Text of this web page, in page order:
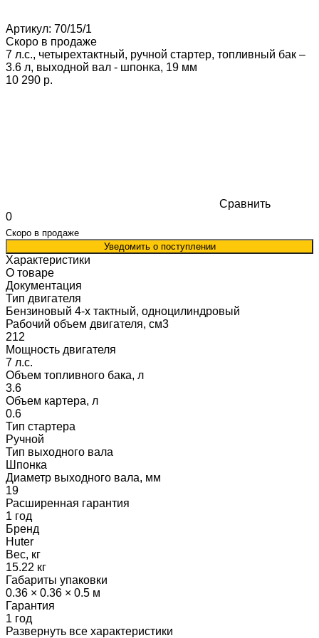
Артикул: 70/15/1
Скоро в продаже
7 л.с., четырехтактный, ручной стартер, топливный бак –
3.6 л, выходной вал - шпонка, 19 мм
10 290 p.
Сравнить
0
Скоро в продаже
Уведомить о поступлении
Характеристики
О товаре
Документация
Тип двигателя
Бензиновый 4-х тактный, одноцилиндровый
Рабочий объем двигателя, см3
212
Мощность двигателя
7 л.с.
Объем топливного бака, л
3.6
Объем картера, л
0.6
Тип стартера
Ручной
Тип выходного вала
Шпонка
Диаметр выходного вала, мм
19
Расширенная гарантия
1 год
Бренд
Huter
Вес, кг
15.22 кг
Габариты упаковки
0.36 × 0.36 × 0.5 м
Гарантия
1 год
Развернуть все характеристики